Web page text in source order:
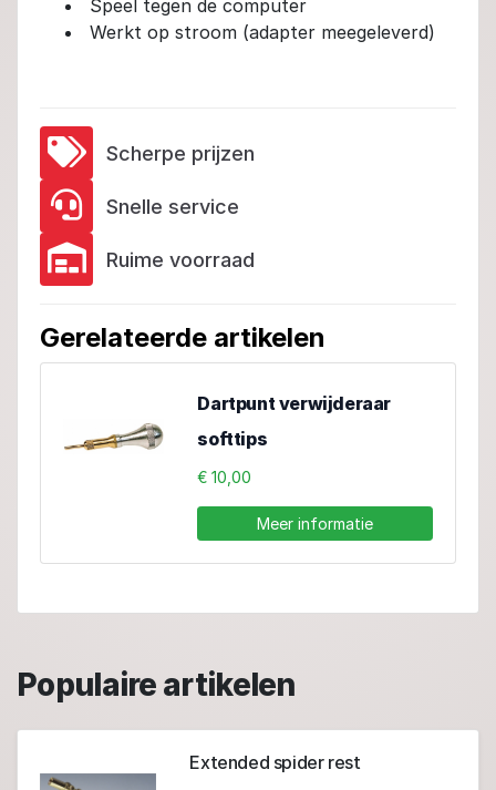
Speel tegen de computer
Werkt op stroom (adapter meegeleverd)
Scherpe prijzen
Snelle service
Ruime voorraad
Gerelateerde artikelen
Dartpunt verwijderaar
softtips
€ 10,00
Meer informatie
Populaire artikelen
Extended spider rest